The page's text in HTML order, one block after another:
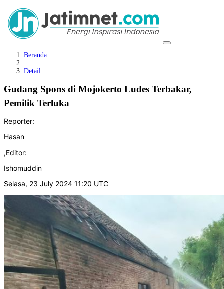
Beranda
Detail
Gudang Spons di Mojokerto Ludes Terbakar,
Pemilik Terluka
Reporter:
Hasan
,Editor:
Ishomuddin
Selasa, 23 July 2024 11:20 UTC